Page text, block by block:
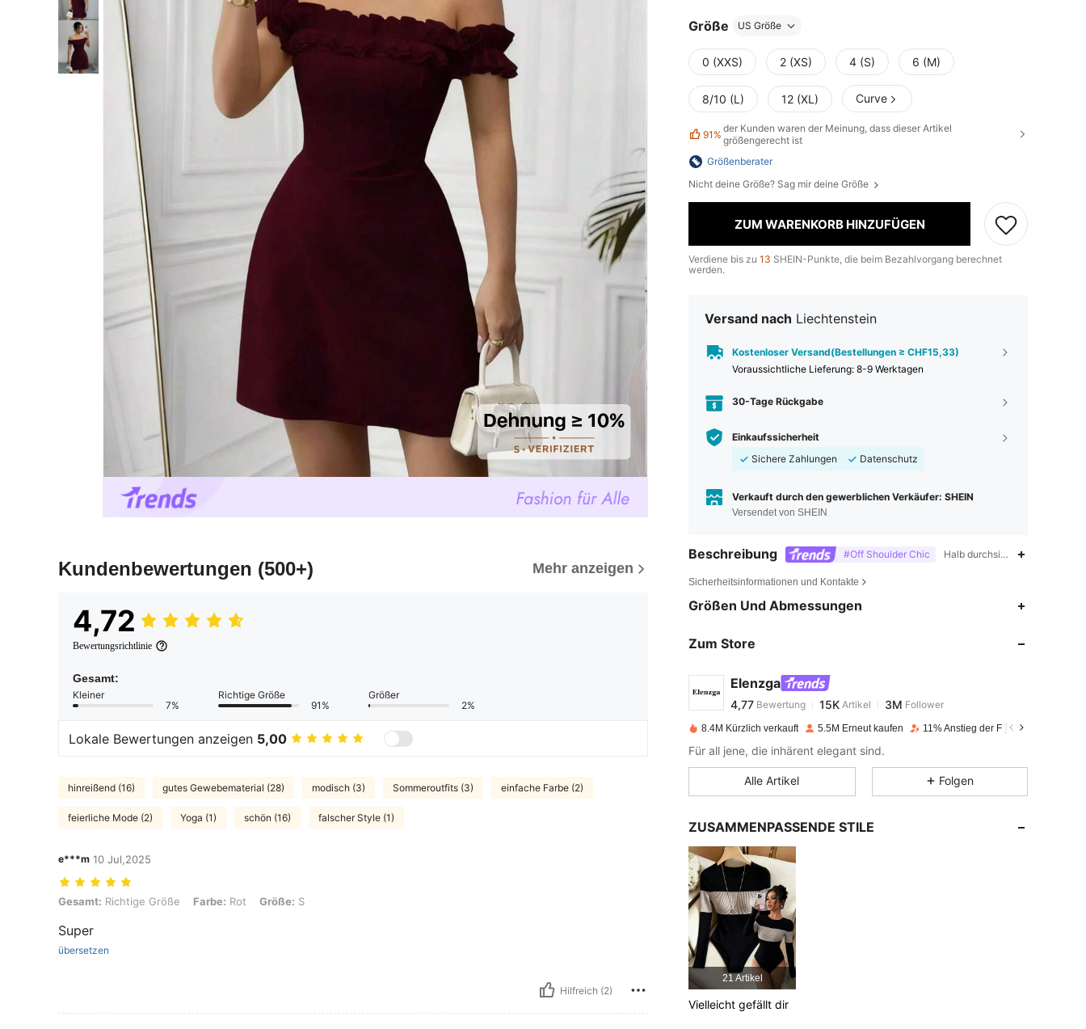
Kundenbewertungen (500+) Mehr anzeigen
4,72
Bewertungsrichtlinie
Gesamt:
Kleiner
7%
Richtige Größe
91%
Größer
2%
Lokale Bewertungen anzeigen 5,00
hinreißend (16) gutes Gewebematerial (28) modisch (3) Sommeroutfits (3) einfache Farbe (2)
feierliche Mode (2) Yoga (1) schön (16) falscher Style (1)
e***m 10 Jul,2025
Gesamt: Richtige Größe, Farbe: Rot, Größe: S
Gesamt: Richtige Größe Farbe: Rot Größe: S
Super
übersetzen
Hilfreich (2)
Größe US Größe
0 (XXS) 2 (XS) 4 (S) 6 (M)
8/10 (L) 12 (XL) Curve
91% der Kunden waren der Meinung, dass dieser Artikel
größengerecht ist
Größenberater
Nicht deine Größe? Sag mir deine Größe
ZUM WARENKORB HINZUFÜGEN
Verdiene bis zu 13 SHEIN-Punkte, die beim Bezahlvorgang berechnet
werden.
Versand nach Liechtenstein
Kostenloser Versand(Bestellungen ≥ CHF15,33)
Voraussichtliche Lieferung: 8-9 Werktagen
30-Tage Rückgabe
Einkaufssicherheit
Sichere Zahlungen
Datenschutz
Verkauft durch den gewerblichen Verkäufer: SHEIN
Versendet von SHEIN
Beschreibung #Off Shoulder Chic Halb
Sicherheitsinformationen und Kontakte
Größen Und Abmessungen
Zum Store
Elenzga
4,77
Bewertung 15K
n***0bezahltVor 1 Tag
4,77
4,77
4,77
8.4M Kürzlich verkauft 5.5M Erneut kaufen 11% Anstieg der Follower
Für all jene, die inhärent elegant sind.
Alle Artikel Folgen
ZUSAMMENPASSENDE STILE
21 Artikel
Vielleicht gefällt dir